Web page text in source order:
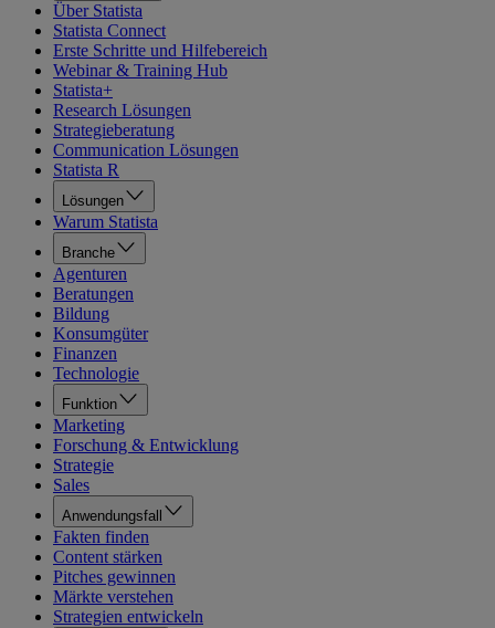
Über Statista
Statista Connect
Erste Schritte und Hilfebereich
Webinar & Training Hub
Statista+
Research Lösungen
Strategieberatung
Communication Lösungen
Statista R
Lösungen
Warum Statista
Branche
Agenturen
Beratungen
Bildung
Konsumgüter
Finanzen
Technologie
Funktion
Marketing
Forschung & Entwicklung
Strategie
Sales
Anwendungsfall
Fakten finden
Content stärken
Pitches gewinnen
Märkte verstehen
Strategien entwickeln